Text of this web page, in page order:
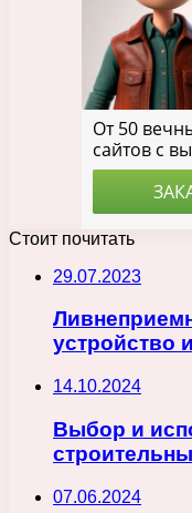
Стоит почитать
29.07.2023
устройство
14.10.2024
Выбор и
07.06.2024